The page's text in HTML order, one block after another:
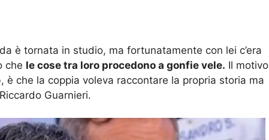
è tornata in studio, ma fortunatamente con lei c’era
che le cose tra loro procedono a gonfie vele. Il motivo
che la coppia voleva raccontare la propria storia ma
Guarnieri.